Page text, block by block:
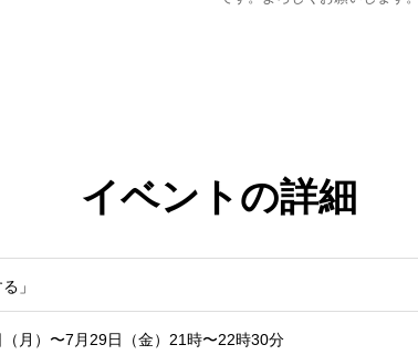
イベントの詳細
」
月）〜7月29日（金）21時〜22時30分